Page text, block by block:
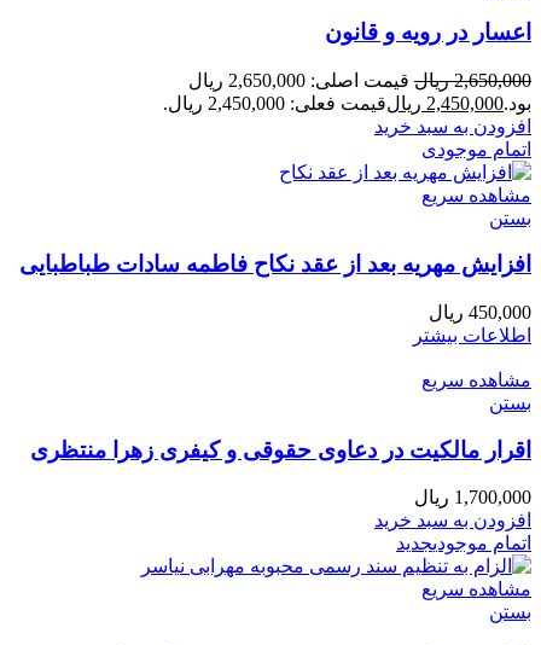
اعسار در رویه و قانون
2,650,000 ریال
قیمت اصلی: 2,650,000 ریال
بود.2,450,000 ریالقیمت فعلی: 2,450,000 ریال.
افزودن به سبد خرید
اتمام موجودی
مشاهده سریع
بستن
افزایش مهریه بعد از عقد نکاح فاطمه سادات طباطبایی
450,000 ریال
اطلاعات بیشتر
مشاهده سریع
بستن
اقرار مالکیت در دعاوی حقوقی و کیفری زهرا منتظری
1,700,000 ریال
افزودن به سبد خرید
اتمام موجودیجدید
مشاهده سریع
بستن